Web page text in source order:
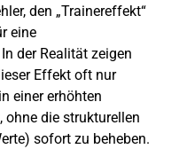
den „Trainereffekt“
eine
der Realität zeigen
Effekt oft nur
einer erhöhten
die strukturellen
sofort zu beheben.